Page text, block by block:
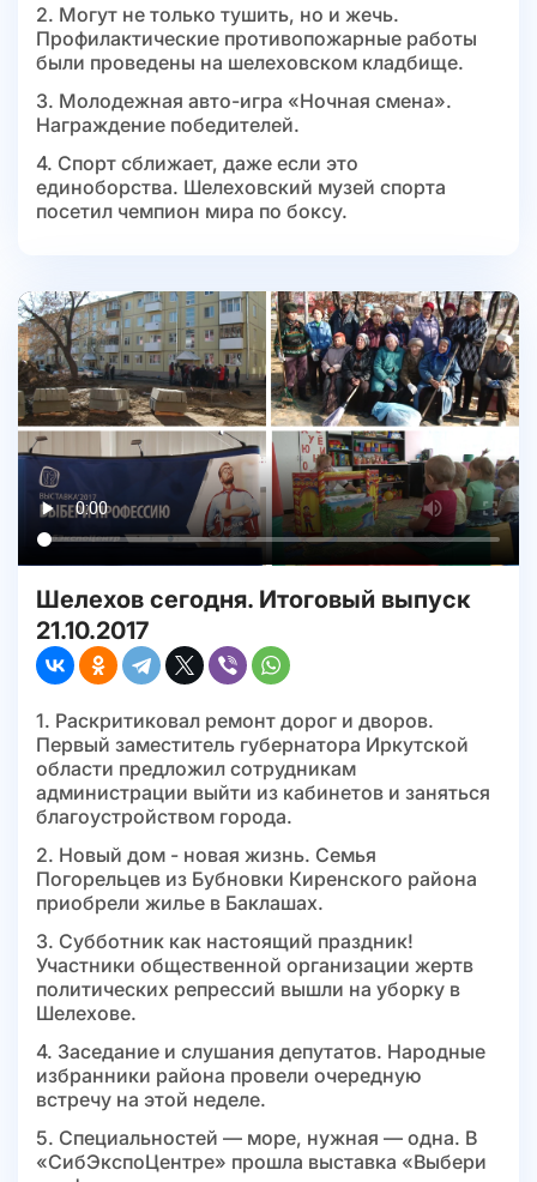
2. Могут не только тушить, но и жечь.
Профилактические противопожарные работы
были проведены на шелеховском кладбище.
3. Молодежная авто-игра «Ночная смена».
Награждение победителей.
4. Спорт сближает, даже если это
единоборства. Шелеховский музей спорта
посетил чемпион мира по боксу.
Шелехов сегодня. Итоговый выпуск
21.10.2017
1. Раскритиковал ремонт дорог и дворов.
Первый заместитель губернатора Иркутской
области предложил сотрудникам
администрации выйти из кабинетов и заняться
благоустройством города.
2. Новый дом - новая жизнь. Семья
Погорельцев из Бубновки Киренского района
приобрели жилье в Баклашах.
3. Субботник как настоящий праздник!
Участники общественной организации жертв
политических репрессий вышли на уборку в
Шелехове.
4. Заседание и слушания депутатов. Народные
избранники района провели очередную
встречу на этой неделе.
5. Специальностей — море, нужная — одна. В
«СибЭкспоЦентре» прошла выставка «Выбери